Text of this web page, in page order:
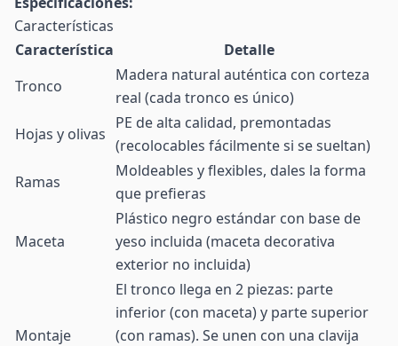
Características
Característica
Detalle
Tronco
Madera natural auténtica con corteza
real (cada tronco es único)
Hojas y olivas
PE de alta calidad, premontadas
(recolocables fácilmente si se sueltan)
Ramas
Moldeables y flexibles, dales la forma
que prefieras
Maceta
Plástico negro estándar con base de
yeso incluida (maceta decorativa
exterior no incluida)
Montaje
El tronco llega en 2 piezas: parte
inferior (con maceta) y parte superior
(con ramas). Se unen con una clavija